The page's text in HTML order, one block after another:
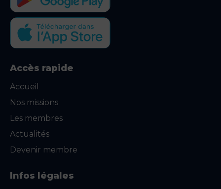
Accès rapide
Accueil
Nos missions
Les membres
Actualités
Devenir membre
Infos légales